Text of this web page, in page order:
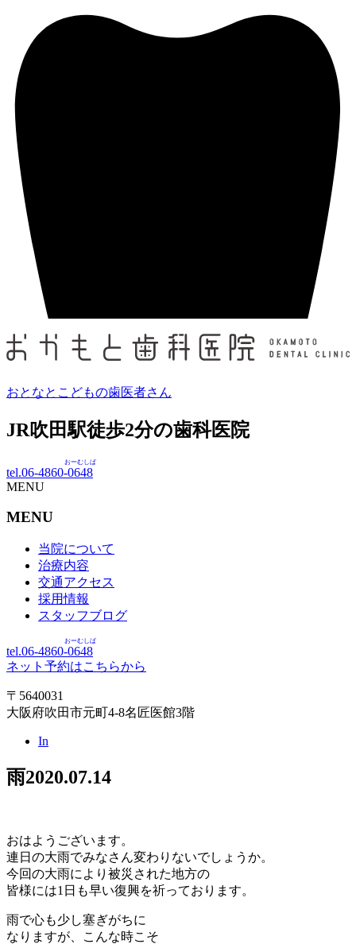
おとなとこどもの歯医者さん
JR吹田駅徒歩2分の歯科医院
tel.06-4860-0648
おーむしば
MENU
MENU
当院について
治療内容
交通アクセス
採用情報
スタッフブログ
tel.06-4860-0648
おーむしば
ネット予約はこちらから
〒5640031
大阪府吹田市元町4-8名匠医館3階
In
雨2020.07.14
おはようございます。
連日の大雨でみなさん変わりないでしょうか。
今回の大雨により被災された地方の
皆様には1日も早い復興を祈っております。
雨で心も少し塞ぎがちに
なりますが、こんな時こそ